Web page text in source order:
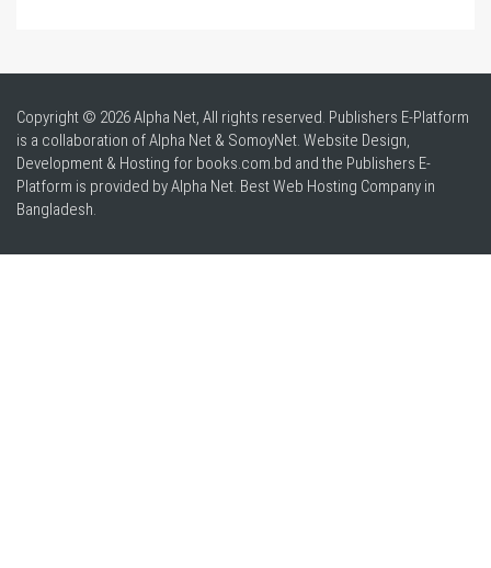
Copyright © 2026 Alpha Net, All rights reserved. Publishers E-Platform
is a collaboration of Alpha Net & SomoyNet. Website Design,
Development & Hosting for books.com.bd and the Publishers E-
Platform is provided by Alpha Net. BestWeb Hosting Company in
Bangladesh.